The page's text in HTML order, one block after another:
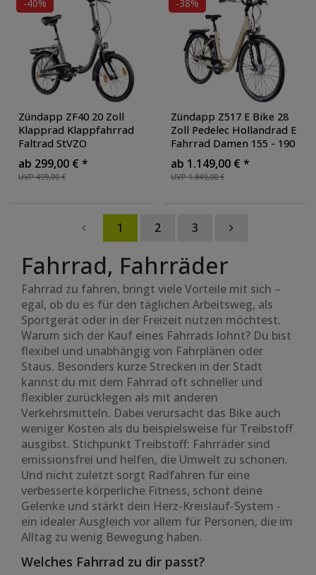
-40%
Zündapp ZF40 20 Zoll
Klapprad Klappfahrrad
Faltrad StVZO
Faltfahrrad Erwachsene
Damen Herren tiefer
Einstieg, Farbe: grau
UVP 499,00 €
ab 299,00 € *
-38%
Zündapp Z517 E Bike 28
Zoll Pedelec Hollandrad E
Fahrrad Damen 155 - 190
cm mit 7 Gang
Nabenschaltung Rücktritt
Citybike Nabenmotor
UVP 1.849,00 €
ab 1.149,00 € *
1 2 3
Fahrrad, Fahrräder
Fahrrad zu fahren, bringt viele Vorteile mit sich –
egal, ob du es für den täglichen Arbeitsweg, als
Sportgerät oder in der Freizeit nutzen möchtest.
Warum sich der Kauf eines Fahrrads lohnt? Du bist
flexibel und unabhängig von Fahrplänen oder
Staus. Besonders kurze Strecken in der Stadt
kannst du mit dem Fahrrad oft schneller und
flexibler zurücklegen als mit anderen
Verkehrsmitteln. Dabei verursacht das Bike auch
weniger Kosten als du beispielsweise für Treibstoff
ausgibst. Stichpunkt Treibstoff: Fahrräder sind
emissionsfrei und helfen, die Umwelt zu schonen.
Und nicht zuletzt sorgt Radfahren für eine
verbesserte körperliche Fitness, schont deine
Gelenke und stärkt dein Herz-Kreislauf-System -
ein idealer Ausgleich vor allem für Personen, die im
Alltag zu wenig Bewegung haben.
Welches Fahrrad zu dir passt?